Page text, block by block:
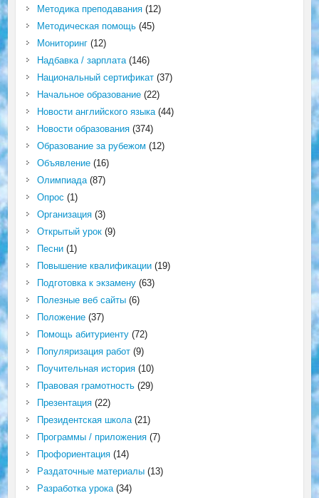
Методика преподавания(12)
Методическая помощь(45)
Мониторинг(12)
Надбавка / зарплата(146)
Национальный сертификат(37)
Начальное образование(22)
Новости английского языка(44)
Новости образования(374)
Образование за рубежом (12)
Объявление(16)
Олимпиада(87)
Опрос (1)
Организация(3)
Открытый урок(9)
Песни(1)
Повышение квалификации(19)
Подготовка к экзамену(63)
Полезные веб сайты(6)
Положение(37)
Помощь абитуриенту(72)
Популяризация работ(9)
Поучительная история(10)
Правовая грамотность(29)
Презентация(22)
Президентская школа(21)
Программы / приложения(7)
Профориентация(14)
Раздаточные материалы(13)
Разработка урока(34)